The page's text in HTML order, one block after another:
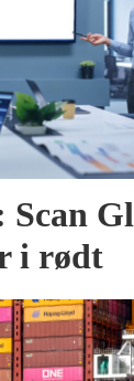
Scan
i rødt